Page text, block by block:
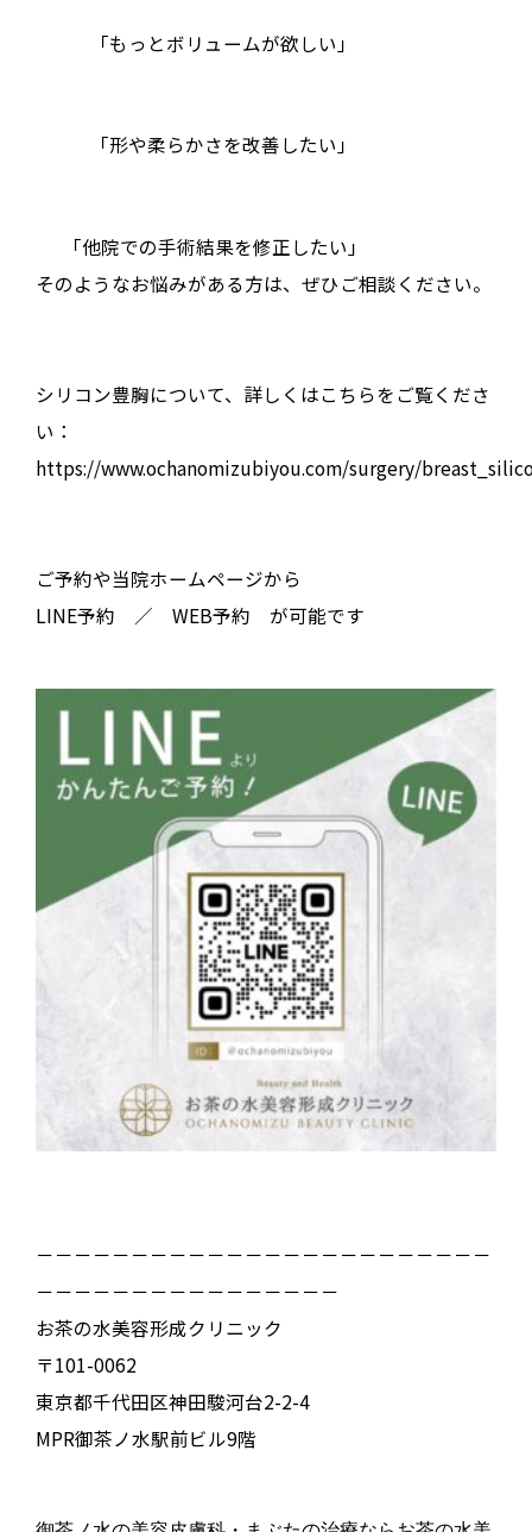
「もっとボリュームが欲しい」
「形や柔らかさを改善したい」
「他院での手術結果を修正したい」
そのようなお悩みがある方は、ぜひご相談ください。
シリコン豊胸について、詳しくはこちらをご覧くださ
い：
https://www.ochanomizubiyou.com/surgery/
ご予約や当院ホームページから
LINE予約 ／ WEB予約 が可能です
－－－－－－－－－－－－－－－－－－－－－－－－
－－－－－－－－－－－－－－－－
お茶の水美容形成クリニック
〒101-0062
東京都千代田区神田駿河台2-2-4
MPR御茶ノ水駅前ビル9階